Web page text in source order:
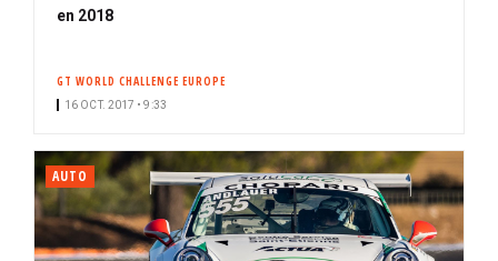
en 2018
GT WORLD CHALLENGE EUROPE
16 OCT. 2017 • 9:33
AUTO